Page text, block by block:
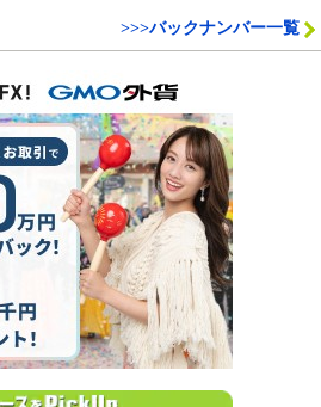
>>>バックナンバー一覧